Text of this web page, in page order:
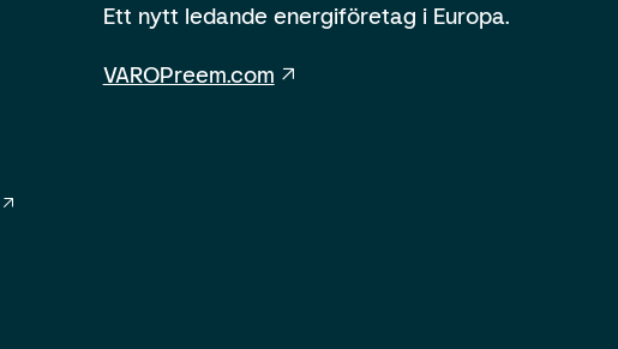
Ett nytt ledande energiföretag i Europa.
VAROPreem.com